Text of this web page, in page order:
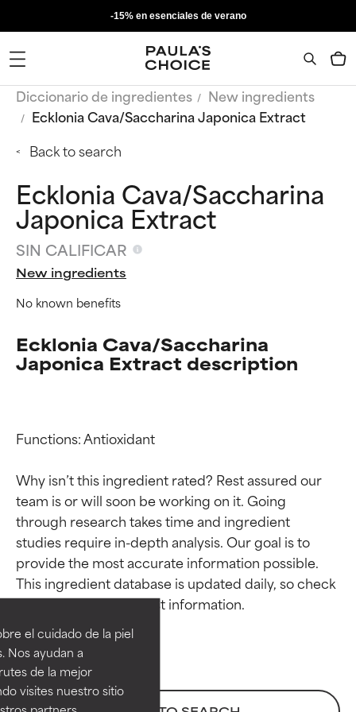
el cuidado de la piel
Nos ayudan a
de la mejor
visites nuestro sitio
-15% en esenciales de verano
Diccionario de ingredientes
New ingredients
Ecklonia Cava/Saccharina Japonica Extract
Back to search
Ecklonia Cava/Saccharina
Japonica Extract
SIN CALIFICAR
New ingredients
No known benefits
Ecklonia Cava/Saccharina
Japonica Extract description
Functions: Antioxidant
Why isn’t this ingredient rated? Rest assured our
team is or will soon be working on it. Going
through research takes time and ingredient
studies require in-depth analysis. Our goal is to
provide the most accurate information possible.
This ingredient database is updated daily, so check
Calificaciones de
ingredientes
EXCELENTE
Ingrediente sobresaliente con
beneficios reales para la piel. Su
eficacia está demostrada y
Calificaciones de
ingredientes
EXCELENTE
Ingrediente sobresaliente con
beneficios reales para la piel. Su
eficacia está demostrada y